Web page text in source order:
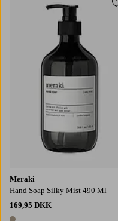
Meraki
Hand Soap Silky Mist 490 Ml
169,95 DKK